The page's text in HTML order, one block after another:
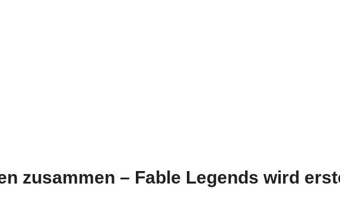
zusammen – Fable Legends wird